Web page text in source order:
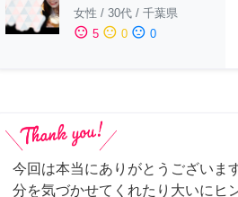
女性 / 30代 / 千葉県
sentiment_satisfied 5 sentiment_neutral 0 sentiment_dissatisfied 0
今回は本当にありがとうございま
分を気づかせてくれたり大いにヒ